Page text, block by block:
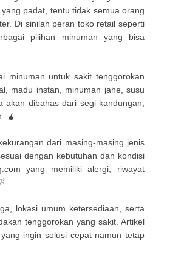
padat, tentu tidak semua orang
Di sinilah peran toko retail seperti
pilihan minuman yang bisa
minuman untuk sakit tenggorokan
madu instan, minuman jahe, susu
dibahas dari segi kandungan,
🧉
dari masing-masing jenis
dengan kebutuhan dan kondisi
yang memiliki alergi, riwayat
lokasi umum ketersediaan, serta
tenggorokan yang sakit. Artikel
ingin solusi cepat namun tetap